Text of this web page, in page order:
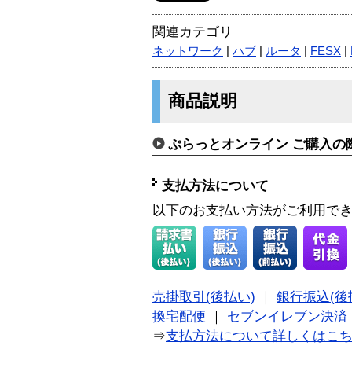
関連カテゴリ
ネットワーク ハブ ルータ FESX
商品説明
ぷらっとオンライン ご購入の
支払方法について
以下のお支払い方法がご利用で
売掛取引(後払い)
銀行振込(後
換宅配便
セブンイレブン決済
⇒支払方法について詳しくはこ